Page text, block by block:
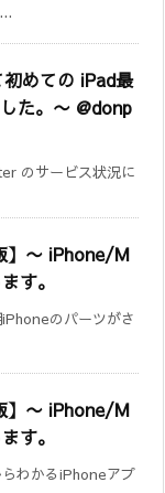
めての iPad最
た。 〜 @donp
のサービス状況に
〜 iPhone/M
す。
のパーツがさ
〜 iPhone/M
す。
わかるiPhoneアプ